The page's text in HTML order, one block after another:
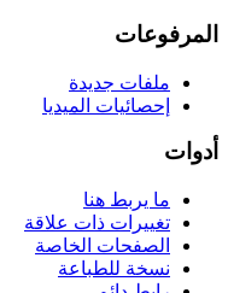
المرفوعات
ملفات جديدة
إحصائيات الميديا
أدوات
ما يربط هنا
تغييرات ذات علاقة
الصفحات الخاصة
نسخة للطباعة